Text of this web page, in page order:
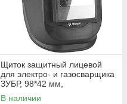
Щиток защитный лицевой
для электро- и газосварщика
ЗУБР, 98*42 мм,
автозатемнение (11079)
В наличии